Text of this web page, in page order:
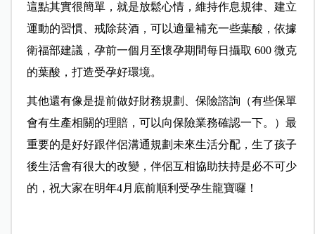
這點其實很簡單，就是放鬆心情，維持作息規律、建立
運動的習慣、戒除菸酒，可以適量補充一些葉酸，依據
衛福部建議，孕前一個月至懷孕期間每日攝取 600 微克
的葉酸，打造受孕好環境。
其他還有像是提前做好財務規劃、保險諮詢（有些保單
會有生產相關的理賠，可以向保險業務確認一下。） 最
重要的是好好跟伴侶溝通規劃未來生活分配， 生了孩子
後生活會有很大的改變，伴侶互相協助扶持是必不可少
的， 祝大家在明年4月底前順利受孕生龍寶囉！